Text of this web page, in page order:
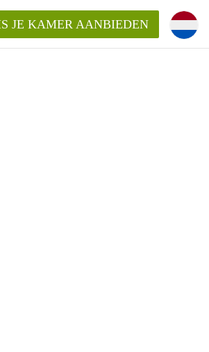
(kamer) in
en wat
JE KAMER AANBIEDEN